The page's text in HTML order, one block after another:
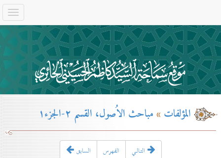
المؤلفات»مباحث الاُصول، القسم ۲-الجزء۱
السابق الفهرس التـالـي